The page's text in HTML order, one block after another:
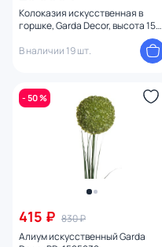
Колоказия искусственная в
горшке, Garda Decor, высота 155
В наличии 19 шт.
- 50 %
415 ₽ 830 ₽
Алиум искусственный Garda